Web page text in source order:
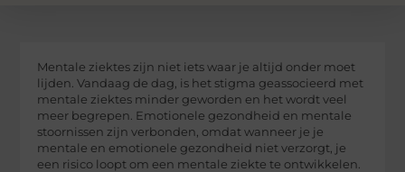
Mentale ziektes zijn niet iets waar je altijd onder moet
lijden. Vandaag de dag, is het stigma geassocieerd met
mentale ziektes minder geworden en het wordt veel
meer begrepen. Emotionele gezondheid en mentale
stoornissen zijn verbonden, omdat wanneer je je
mentale en emotionele gezondheid niet verzorgt, je
een risico loopt om een mentale ziekte te ontwikkelen.